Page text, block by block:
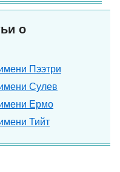
о
Пээтри
Сулев
Ермо
Тийт